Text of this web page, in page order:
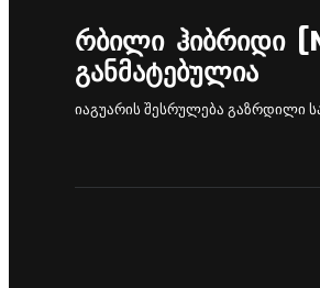
ᲠᲑᲘᲚᲘ ᲰᲘᲑᲠᲘᲓᲘ
ᲒᲐᲜᲛᲐᲢᲔᲑᲣᲚᲘᲐ
იაგუარის შესრულება გაზრდილი